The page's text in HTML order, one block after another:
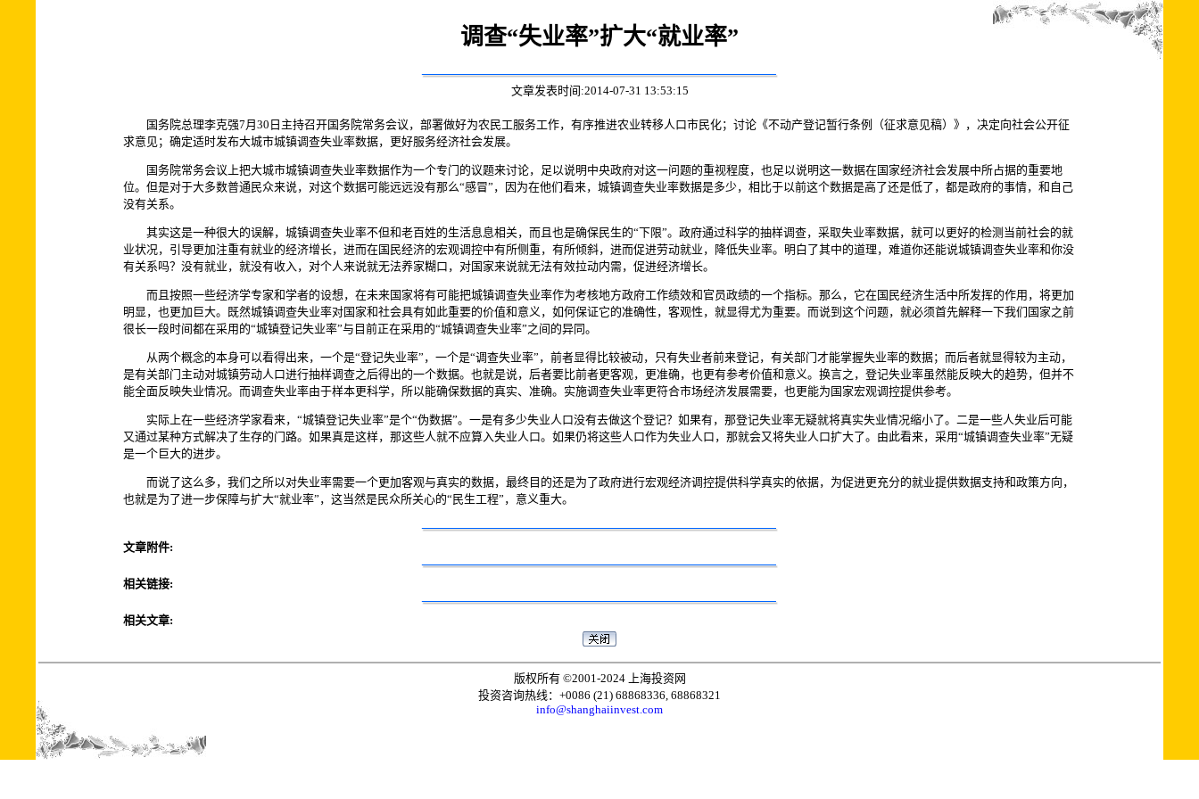
调查“失业率”扩大“就业率”
文章发表时间:2014-07-31 13:53:15
国务院总理李克强7月30日主持召开国务院常务会议，部署做好为农民工服务工作，有序推进农业转移人口市民化；讨论《不动产登记暂行条例（征求意见稿）》，决定向社会公开征
求意见；确定适时发布大城市城镇调查失业率数据，更好服务经济社会发展。
国务院常务会议上把大城市城镇调查失业率数据作为一个专门的议题来讨论，足以说明中央政府对这一问题的重视程度，也足以说明这一数据在国家经济社会发展中所占据的重要地
位。但是对于大多数普通民众来说，对这个数据可能远远没有那么“感冒”，因为在他们看来，城镇调查失业率数据是多少，相比于以前这个数据是高了还是低了，都是政府的事情，和自己
没有关系。
其实这是一种很大的误解，城镇调查失业率不但和老百姓的生活息息相关，而且也是确保民生的“下限”。政府通过科学的抽样调查，采取失业率数据，就可以更好的检测当前社会的就
业状况，引导更加注重有就业的经济增长，进而在国民经济的宏观调控中有所侧重，有所倾斜，进而促进劳动就业，降低失业率。明白了其中的道理，难道你还能说城镇调查失业率和你没
有关系吗？没有就业，就没有收入，对个人来说就无法养家糊口，对国家来说就无法有效拉动内需，促进经济增长。
而且按照一些经济学专家和学者的设想，在未来国家将有可能把城镇调查失业率作为考核地方政府工作绩效和官员政绩的一个指标。那么，它在国民经济生活中所发挥的作用，将更加
明显，也更加巨大。既然城镇调查失业率对国家和社会具有如此重要的价值和意义，如何保证它的准确性，客观性，就显得尤为重要。而说到这个问题，就必须首先解释一下我们国家之前
很长一段时间都在采用的“城镇登记失业率”与目前正在采用的“城镇调查失业率”之间的异同。
从两个概念的本身可以看得出来，一个是“登记失业率”，一个是“调查失业率”，前者显得比较被动，只有失业者前来登记，有关部门才能掌握失业率的数据；而后者就显得较为主动，
是有关部门主动对城镇劳动人口进行抽样调查之后得出的一个数据。也就是说，后者要比前者更客观，更准确，也更有参考价值和意义。换言之，登记失业率虽然能反映大的趋势，但并不
能全面反映失业情况。而调查失业率由于样本更科学，所以能确保数据的真实、准确。实施调查失业率更符合市场经济发展需要，也更能为国家宏观调控提供参考。
实际上在一些经济学家看来，“城镇登记失业率”是个“伪数据”。一是有多少失业人口没有去做这个登记？如果有，那登记失业率无疑就将真实失业情况缩小了。二是一些人失业后可能
又通过某种方式解决了生存的门路。如果真是这样，那这些人就不应算入失业人口。如果仍将这些人口作为失业人口，那就会又将失业人口扩大了。由此看来，采用“城镇调查失业率”无疑
是一个巨大的进步。
而说了这么多，我们之所以对失业率需要一个更加客观与真实的数据，最终目的还是为了政府进行宏观经济调控提供科学真实的依据，为促进更充分的就业提供数据支持和政策方向，
也就是为了进一步保障与扩大“就业率”，这当然是民众所关心的“民生工程”，意义重大。
文章附件:
相关链接:
相关文章:
版权所有 ©2001-2024 上海投资网
投资咨询热线：+0086 (21) 68868336, 68868321
info@shanghaiinvest.com